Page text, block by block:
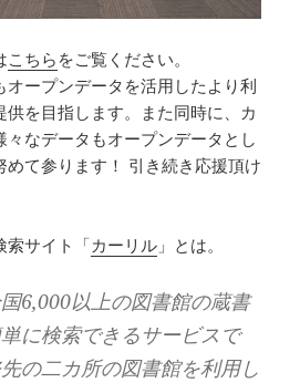
こちら をご覧ください。
オープンデータを活用したより利
を目指します。また同時に、カ
々なデータもオープンデータとし
めて参ります！ 引き続き応援頂け
サイト「カーリル 」とは。
6,000以上の図書館の蔵書
に検索できるサービスで
の二カ所の図書館を利用し